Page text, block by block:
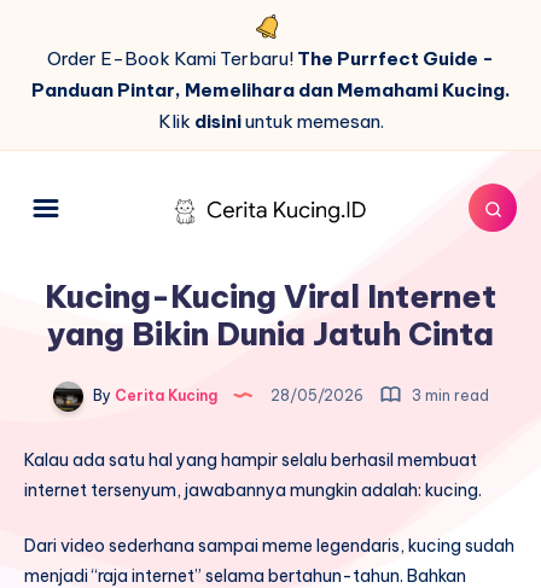
Order E-Book Kami Terbaru! The Purrfect Guide -
Panduan Pintar, Memelihara dan Memahami Kucing.
Klik disiniuntuk memesan.
Kucing-Kucing Viral Internet
yang Bikin Dunia Jatuh Cinta
By Cerita Kucing 28/05/2026 3 min read
Kalau ada satu hal yang hampir selalu berhasil membuat
internet tersenyum, jawabannya mungkin adalah: kucing.
Dari video sederhana sampai meme legendaris, kucing sudah
menjadi “raja internet” selama bertahun-tahun. Bahkan